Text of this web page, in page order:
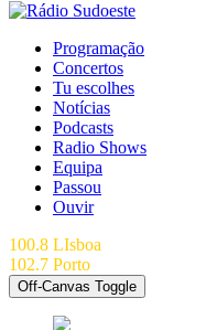
Programação
Concertos
Tu escolhes
Notícias
Podcasts
Radio Shows
Equipa
Passou
Ouvir
100.8 LIsboa
102.7 Porto
Off-Canvas Toggle